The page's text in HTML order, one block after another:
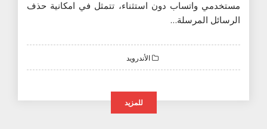
مستخدمي واتساب دون استثناء، تتمثل في امكانية حذف
الرسائل المرسلة…
الأندرويد
للمزيد